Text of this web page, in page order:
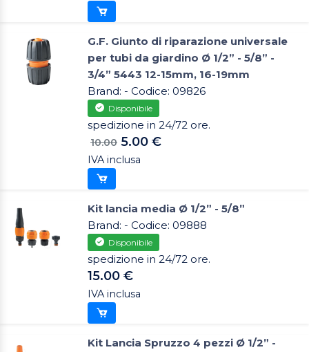
G.F. Giunto di riparazione universale
per tubi da giardino Ø 1/2” - 5/8” -
3/4” 5443 12-15mm, 16-19mm
Brand: - Codice: 09826
Disponibile
spedizione in 24/72 ore.
10.00 5.00 €
IVA inclusa
Kit lancia media Ø 1/2” - 5/8”
Brand: - Codice: 09888
Disponibile
spedizione in 24/72 ore.
15.00 €
IVA inclusa
Kit Lancia Spruzzo 4 pezzi Ø 1/2” -